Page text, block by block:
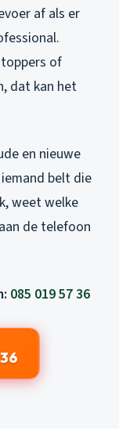
af als er
of
dat kan het
en nieuwe
belt die
weet welke
de telefoon
085 019 57 36